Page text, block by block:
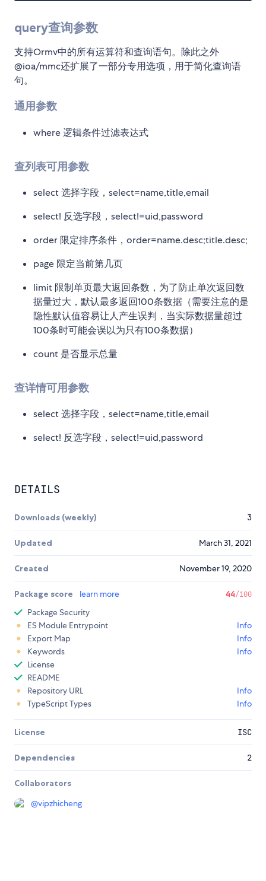
query查询参数
支持Ormv中的所有运算符和查询语句。除此之外
@ioa/mmc还扩展了一部分专用选项，用于简化查询语
句。
通用参数
where 逻辑条件过滤表达式
查列表可用参数
select 选择字段，select=name,title,email
select! 反选字段，select!=uid,password
order 限定排序条件，order=name.desc;title.desc;
page 限定当前第几页
limit 限制单页最大返回条数，为了防止单次返回数
据量过大，默认最多返回100条数据（需要注意的是
隐性默认值容易让人产生误判，当实际数据量超过
100条时可能会误以为只有100条数据）
count 是否显示总量
查详情可用参数
select 选择字段，select=name,title,email
select! 反选字段，select!=uid,password
DETAILS
Downloads (weekly) 3
Updated March 31, 2021
Created November 19, 2020
Package score learn more 44/100
Package Security
ES Module Entrypoint
Info
Export Map
Info
Keywords
Info
License
README
Repository URL
Info
TypeScript Types
Info
License ISC
Dependencies 2
Collaborators
@vipzhicheng